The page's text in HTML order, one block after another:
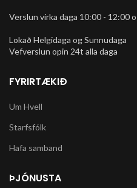
Verslun virka daga 10:00 - 12:00
Lokað Helgidaga og Sunnudaga
Vefverslun opin 24t alla daga
FYRIRTÆKIÐ
Um Hvell
Starfsfólk
Hafa samband
ÞJÓNUSTA